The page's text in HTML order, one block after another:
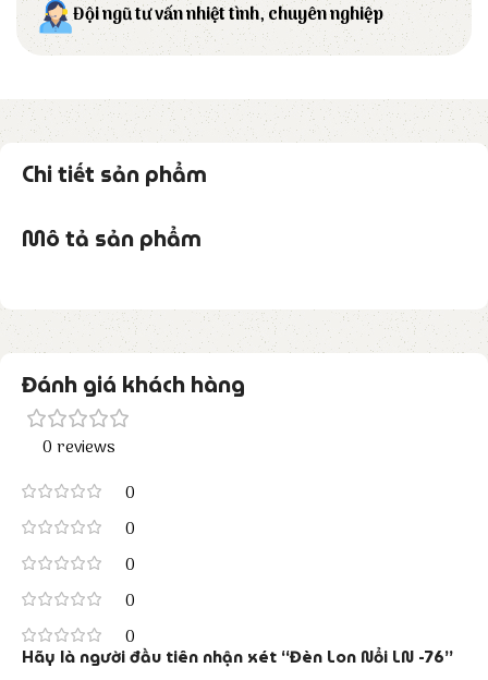
Đội ngũ tư vấn nhiệt tình, chuyên nghiệp
Chi tiết sản phẩm
Mô tả sản phẩm
Đánh giá khách hàng
0 reviews
0
0
0
0
0
Hãy là người đầu tiên nhận xét “Đèn Lon Nổi LN -76”